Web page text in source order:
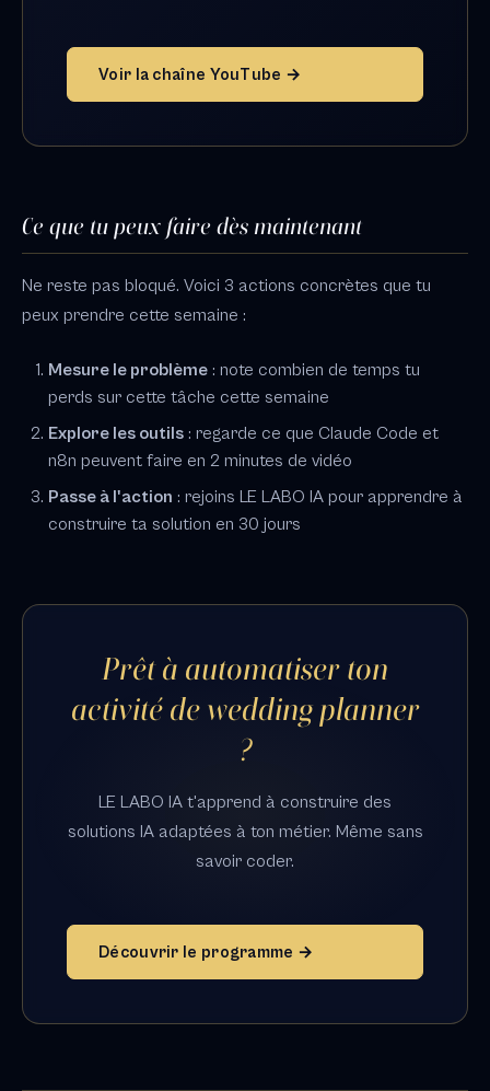
Voir la chaîne YouTube →
Ce que tu peux faire dès maintenant
Ne reste pas bloqué. Voici 3 actions concrètes que tu
peux prendre cette semaine :
Mesure le problème : note combien de temps tu
perds sur cette tâche cette semaine
Explore les outils : regarde ce que Claude Code et
n8n peuvent faire en 2 minutes de vidéo
Passe à l'action : rejoins LE LABO IA pour apprendre à
construire ta solution en 30 jours
Prêt à automatiser ton
activité de wedding planner
?
LE LABO IA t'apprend à construire des
solutions IA adaptées à ton métier. Même sans
savoir coder.
Découvrir le programme →